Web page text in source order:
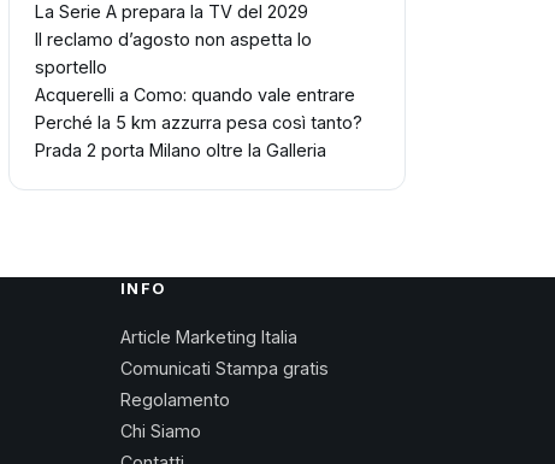
La Serie A prepara la TV del 2029
Il reclamo d’agosto non aspetta lo
sportello
Acquerelli a Como: quando vale entrare
Perché la 5 km azzurra pesa così tanto?
Prada 2 porta Milano oltre la Galleria
INFO
Article Marketing Italia
Comunicati Stampa gratis
Regolamento
Chi Siamo